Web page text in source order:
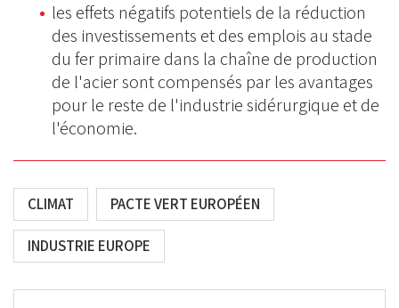
les effets négatifs potentiels de la réduction
des investissements et des emplois au stade
du fer primaire dans la chaîne de production
de l'acier sont compensés par les avantages
pour le reste de l'industrie sidérurgique et de
l'économie.
CLIMAT PACTE VERT EUROPÉEN
INDUSTRIE EUROPE